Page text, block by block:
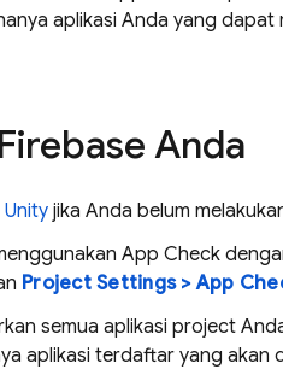
aplikasi Anda yang
Anda
jika Anda belum
App Check
Project Settings > App
semua aplikasi project
aplikasi terdaftar yang